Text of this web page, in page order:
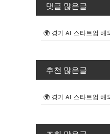
댓글 많은글
추천 많은글